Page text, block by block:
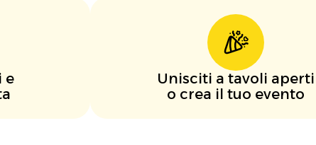
e
Unisciti a tavoli aperti
o crea il tuo evento